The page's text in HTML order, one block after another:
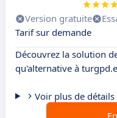
Version gratuite
Tarif sur demande
Découvrez la solution
qu'alternative à
Voir plus de détails